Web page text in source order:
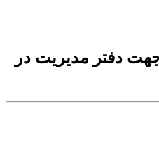
دفتر مدیریت در